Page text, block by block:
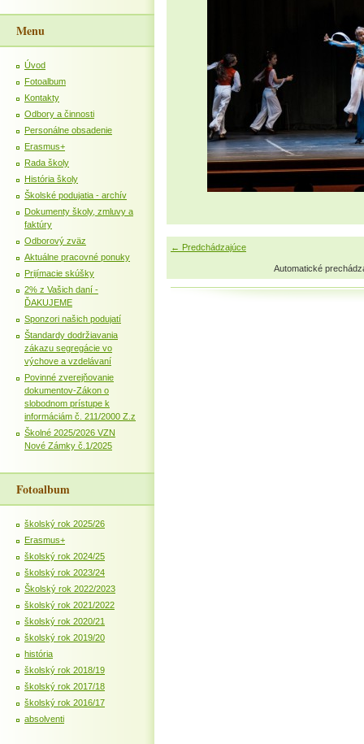
← Predchádzajúce
Automatické
Menu
Úvod
Fotoalbum
Kontakty
Odbory a činnosti
Personálne obsadenie
Erasmus+
Rada školy
História školy
Školské podujatia - archív
Dokumenty školy, zmluvy a
faktúry
Odborový zväz
Aktuálne pracovné ponuky
Prijímacie skúšky
2% z Vašich daní -
ĎAKUJEME
Sponzori našich podujatí
Štandardy dodržiavania
zákazu segregácie vo
výchove a vzdelávaní
Povinné zverejňovanie
dokumentov-Zákon o
slobodnom prístupe k
informáciám č. 211/2000 Z.z
Školné 2025/2026 VZN
Nové Zámky č.1/2025
Fotoalbum
školský rok 2025/26
Erasmus+
školský rok 2024/25
školský rok 2023/24
Školský rok 2022/2023
školský rok 2021/2022
školský rok 2020/21
školský rok 2019/20
história
školský rok 2018/19
školský rok 2017/18
školský rok 2016/17
absolventi